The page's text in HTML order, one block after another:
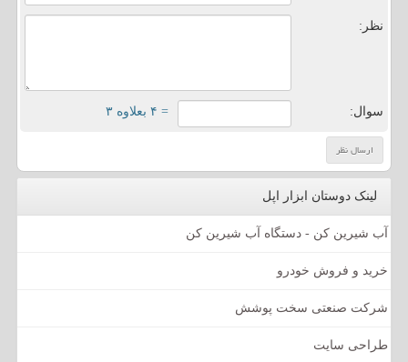
نظر:
سوال: = ۴ بعلاوه ۳
لینک دوستان ابزار اپل
آب شیرین کن - دستگاه آب شیرین کن
خرید و فروش خودرو
شرکت صنعتی سخت پوشش
طراحی سایت